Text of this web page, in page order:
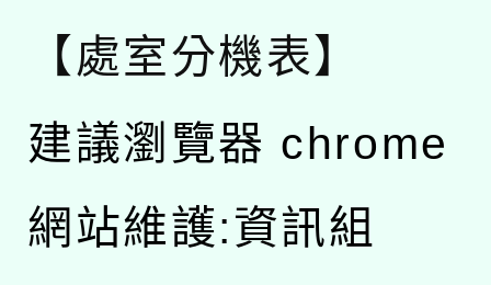
【處室分機表】
建議瀏覽器 chrome
網站維護:資訊組